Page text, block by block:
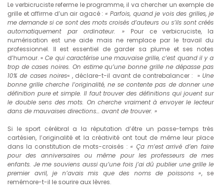
Le verbicruciste referme le programme, il va chercher un exemple de
grille et affirme d’un air agacé : « Parfois, quand je vois des grilles, je
me demande si ce sont des mots croisés d’auteurs ou s’ils sont créés
automatiquement par ordinateur. » Pour ce verbicruciste, la
numérisation est une aide mais ne remplace par le travail du
professionnel. Il est essentiel de garder sa plume et ses notes
d’humour. «Ce qui caractérise une mauvaise grille, c’est quand il y a
trop de cases noires. On estime qu’une bonne grille ne dépasse pas
10% de cases noires« , déclare-t-il avant de contrebalancer : » Une
bonne grille cherche l’originalité, ne se contente pas de donner une
définition pure et simple. Il faut trouver des définitions qui jouent sur
le double sens des mots. On cherche vraiment à envoyer le lecteur
dans de mauvaises directions… avant de trouver. »
Si le sport cérébral a la réputation d’être un passe-temps très
cartésien, l’originalité et la créativité ont tout de même leur place
dans la constitution de mots-croisés : « Ça m’est arrivé d’en faire
pour des anniversaires ou même pour les professeurs de mes
enfants. Je me souviens aussi qu’une fois j’ai dû publier une grille le
premier avril, je n’avais mis que des noms de poissons », se
remémore-t-il le sourire aux lèvres.